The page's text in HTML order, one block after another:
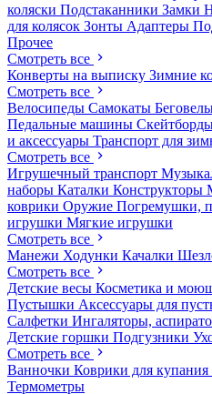
коляски Подстаканники Замки
для колясок Зонты Адаптеры
Прочее
Смотреть все
Конверты на выписку Зимние
Смотреть все
Велосипеды Самокаты
Педальные машины
и аксессуары Транспорт для
Смотреть все
Игрушечный транспорт
наборы Каталки Конструкторы
коврики Оружие Погремушки,
игрушки Мягкие игрушки
Смотреть все
Манежи Ходунки Качалки
Смотреть все
Детские весы Косметика и
Пустышки Аксессуары для
Салфетки Ингаляторы,
Детские горшки Подгузники
Смотреть все
Ванночки Коврики для купания
Термометры